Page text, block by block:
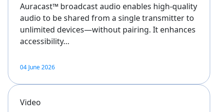
Auracast™ broadcast audio enables high-quality
audio to be shared from a single transmitter to
unlimited devices—without pairing. It enhances
accessibility…
04 June 2026
Video